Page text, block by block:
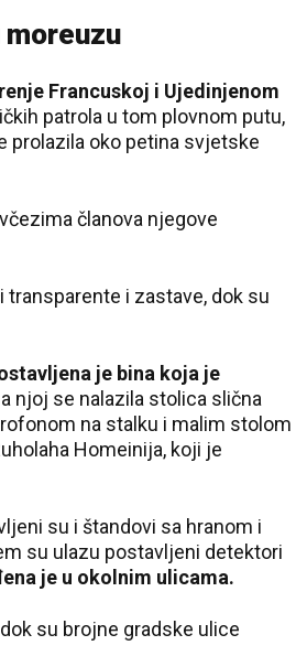
Francuskoj i Ujedinjenom
patrola u tom plovnom putu,
prolazila oko petina svjetske
članova njegove
transparente i zastave, dok su
je bina koja je
njoj se nalazila stolica slična
na stalku i malim stolom
Homeinija, koji je
su i štandovi sa hranom i
su ulazu postavljeni detektori
je u okolnim ulicama.
su brojne gradske ulice